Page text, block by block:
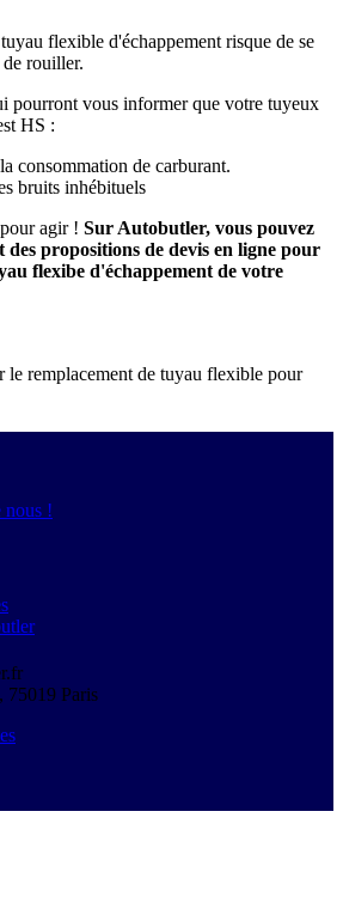
flexible d'échappement risque de se
rouiller.
pourront vous informer que votre tuyeux
HS :
consommation de carburant.
bruits inhébituels
agir ! Sur Autobutler, vous pouvez
propositions de devis en ligne pour
flexibe d'échappement de votre
le remplacement de tuyau flexible pour
nous !
75019 Paris